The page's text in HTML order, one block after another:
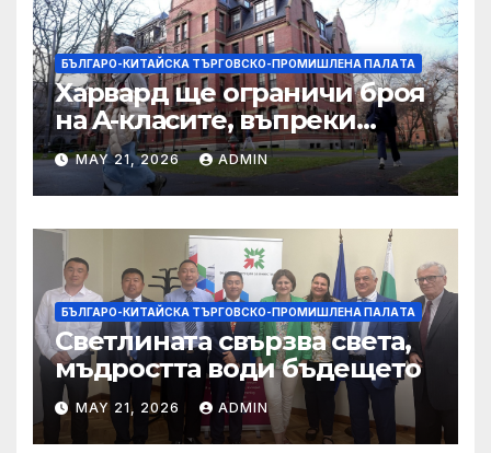
БЪЛГАРО-КИТАЙСКА ТЪРГОВСКО-ПРОМИШЛЕНА ПАЛAТА
Харвард ще ограничи броя
на A-класите, въпреки
силната съпротива на
студентите
MAY 21, 2026 ADMIN
БЪЛГАРО-КИТАЙСКА ТЪРГОВСКО-ПРОМИШЛЕНА ПАЛAТА
Светлината свързва света,
мъдростта води бъдещето
MAY 21, 2026 ADMIN